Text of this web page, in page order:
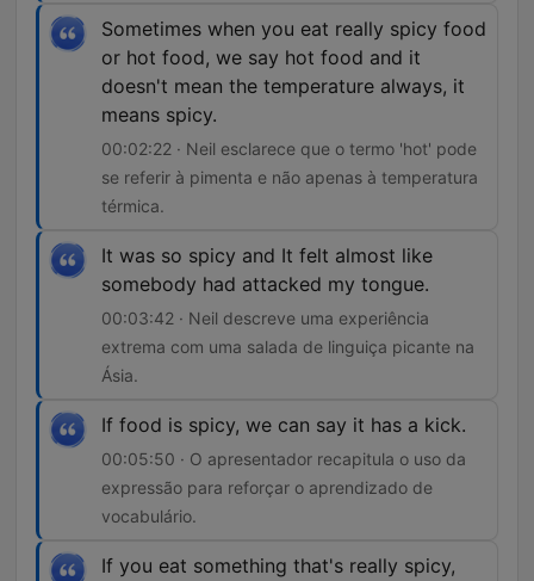
Sometimes when you eat really spicy food
or hot food, we say hot food and it
doesn't mean the temperature always, it
means spicy.
00:02:22 · Neil esclarece que o termo 'hot' pode
se referir à pimenta e não apenas à temperatura
térmica.
It was so spicy and It felt almost like
somebody had attacked my tongue.
00:03:42 · Neil descreve uma experiência
extrema com uma salada de linguiça picante na
Ásia.
If food is spicy, we can say it has a kick.
00:05:50 · O apresentador recapitula o uso da
expressão para reforçar o aprendizado de
vocabulário.
If you eat something that's really spicy,